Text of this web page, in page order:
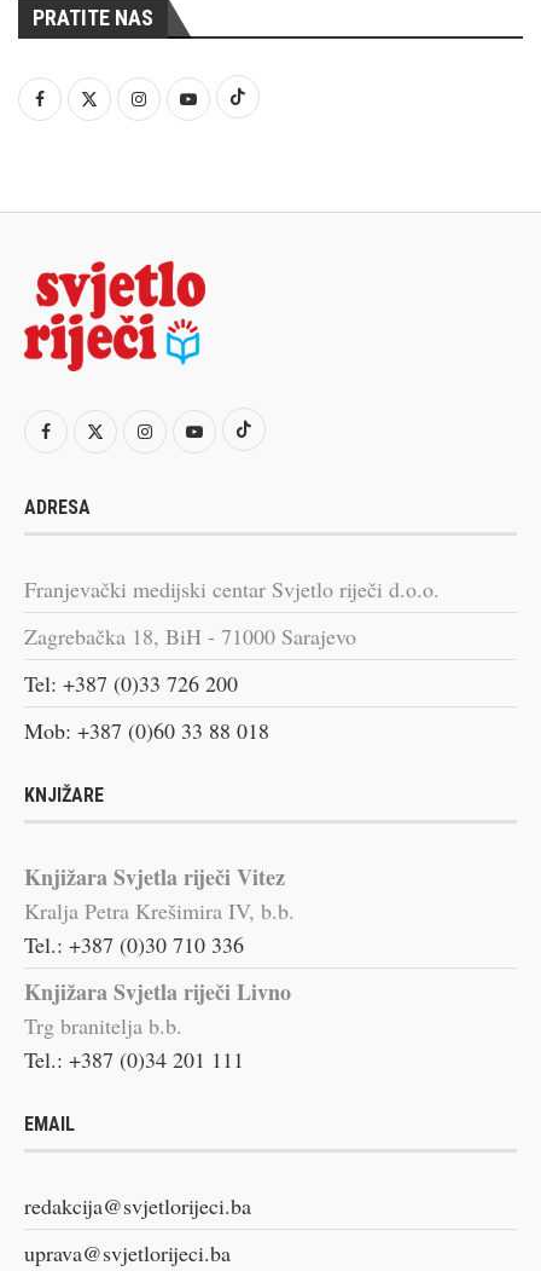
PRATITE NAS
ADRESA
Franjevački medijski centar Svjetlo riječi d.o.o.
Zagrebačka 18, BiH - 71000 Sarajevo
Tel: +387 (0)33 726 200
Mob: +387 (0)60 33 88 018
KNJIŽARE
Knjižara Svjetla riječi Vitez
Kralja Petra Krešimira IV, b.b.
Tel.: +387 (0)30 710 336
Knjižara Svjetla riječi Livno
Trg branitelja b.b.
Tel.: +387 (0)34 201 111
EMAIL
redakcija@svjetlorijeci.ba
uprava@svjetlorijeci.ba